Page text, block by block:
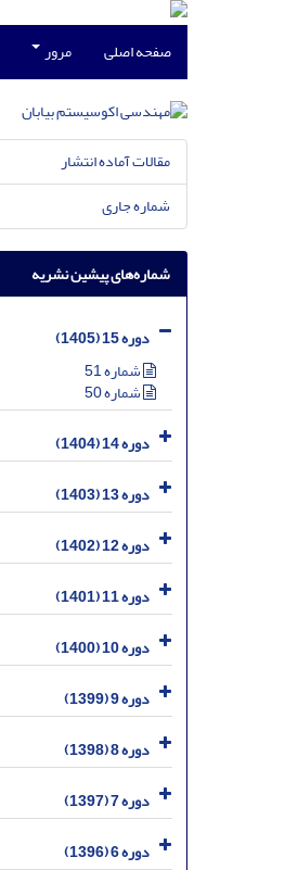
صفحه اصلی مرور
مقالات آماده انتشار
شماره جاری
شماره‌های پیشین نشریه
دوره 15 (1405)
شماره 51
شماره 50
دوره 14 (1404)
دوره 13 (1403)
دوره 12 (1402)
دوره 11 (1401)
دوره 10 (1400)
دوره 9 (1399)
دوره 8 (1398)
دوره 7 (1397)
دوره 6 (1396)